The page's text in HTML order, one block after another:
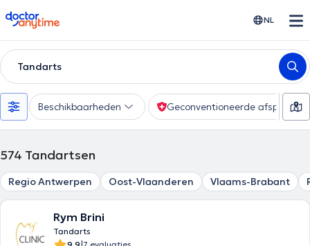
doctoranytime NL
Tandarts
Beschikbaarheden Geconventioneerde afspraak
574 Tandartsen
Regio Antwerpen Oost-Vlaanderen Vlaams-Brabant
Rym Brini
Tandarts